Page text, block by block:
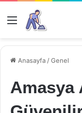
Menü
Anasayfa /Genel
Amasya